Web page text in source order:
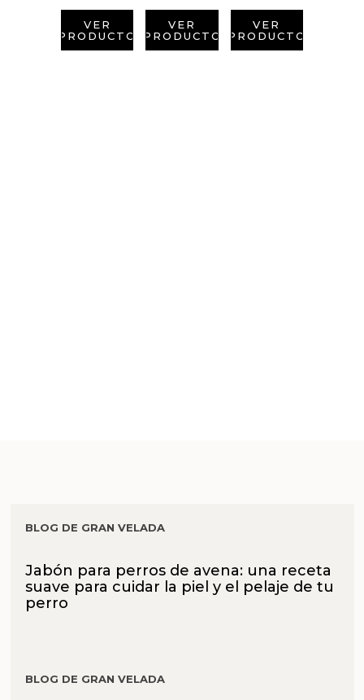
VER
PRODUCTO
VER
PRODUCTO
VER
PRODUCTO
BLOG DE GRAN VELADA
Jabón para perros de avena: una receta
suave para cuidar la piel y el pelaje de tu
perro
BLOG DE GRAN VELADA